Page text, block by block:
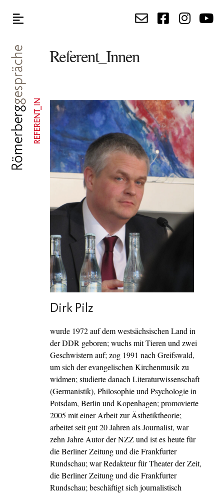
Referent_Innen
REFERENT_IN
Dirk Pilz
wurde 1972 auf dem westsächsischen Land in
der DDR geboren; wuchs mit Tieren und zwei
Geschwistern auf; zog 1991 nach Greifswald,
um sich der evangelischen Kirchenmusik zu
widmen; studierte danach Literaturwissenschaft
(Germanistik), Philosophie und Psychologie in
Potsdam, Berlin und Kopenhagen; promovierte
2005 mit einer Arbeit zur Ästhetiktheorie;
arbeitet seit gut 20 Jahren als Journalist, war
zehn Jahre Autor der NZZ und ist es heute für
die Berliner Zeitung und die Frankfurter
Rundschau; war Redakteur für Theater der Zeit,
die Berliner Zeitung und die Frankfurter
Rundschau; beschäftigt sich journalistisch